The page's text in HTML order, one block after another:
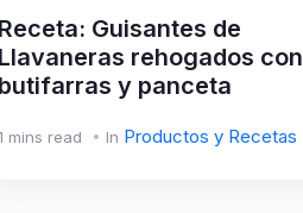
Guisantes de
rehogados con
y panceta
mins read In Productos y Recetas